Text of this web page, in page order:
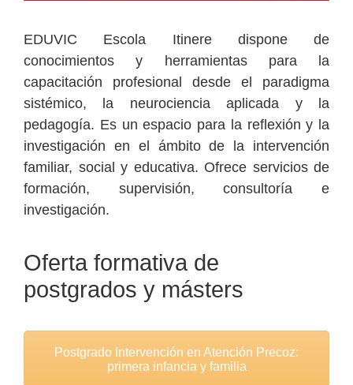
EDUVIC Escola Itinere dispone de
conocimientos y herramientas para la
capacitación profesional desde el paradigma
sistémico, la neurociencia aplicada y la
pedagogía. Es un espacio para la reflexión y la
investigación en el ámbito de la intervención
familiar, social y educativa. Ofrece servicios de
formación, supervisión, consultoría e
investigación.
Oferta formativa de
postgrados y másters
Postgrado Intervención en Atención Precoz:
primera infancia y familia